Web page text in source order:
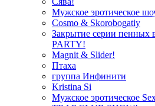
Мужское эротическое
Cosmo & Skorobogatiy
Закрытие серии пенных
PARTY!
Magnit & Slider!
Птаха
группа Инфинити
Kristina Si
Мужское эротическое